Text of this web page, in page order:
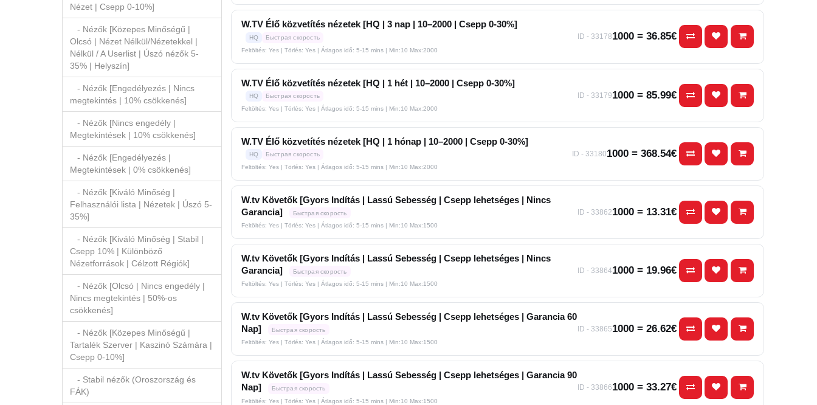
Nézet | Csepp 0-10%]
- Nézők [Közepes Minőségű |
Olcsó | Nézet Nélkül/Nézetekkel |
Nélkül / A Userlist | Úszó nézők 5-
35% | Helyszín]
- Nézők [Engedélyezés | Nincs
megtekintés | 10% csökkenés]
- Nézők [Nincs engedély |
Megtekintések | 10% csökkenés]
- Nézők [Engedélyezés |
Megtekintések | 0% csökkenés]
- Nézők [Kiváló Minőség |
Felhasználói lista | Nézetek | Úszó 5-
35%]
- Nézők [Kiváló Minőség | Stabil |
Csepp 10% | Különböző
Nézetforrások | Célzott Régiók]
- Nézők [Olcsó | Nincs engedély |
Nincs megtekintés | 50%-os
csökkenés]
- Nézők [Közepes Minőségű |
Tartalék Szerver | Kaszinó Számára |
Csepp 0-10%]
- Stabil nézők (Oroszország és
FÁK)
W.TV Élő közvetítés nézetek [HQ | 3 nap | 10–2000 | Csepp 0-30%]
HQ
Быстрая скорость
Feltöltés: Yes | Törlés: Yes | Átlagos idő: 5-15 mins | Min:10 Max:2000
ID - 331781000 = 36.85€
W.TV Élő közvetítés nézetek [HQ | 1 hét | 10–2000 | Csepp 0-30%]
HQ
Быстрая скорость
Feltöltés: Yes | Törlés: Yes | Átlagos idő: 5-15 mins | Min:10 Max:2000
ID - 331791000 = 85.99€
W.TV Élő közvetítés nézetek [HQ | 1 hónap | 10–2000 | Csepp 0-30%]
HQ
Быстрая скорость
Feltöltés: Yes | Törlés: Yes | Átlagos idő: 5-15 mins | Min:10 Max:2000
ID - 331801000 = 368.54€
W.tv Követők [Gyors Indítás | Lassú Sebesség | Csepp lehetséges | Nincs
Garancia]
Быстрая скорость
Feltöltés: Yes | Törlés: Yes | Átlagos idő: 5-15 mins | Min:10 Max:1500
ID - 338621000 = 13.31€
W.tv Követők [Gyors Indítás | Lassú Sebesség | Csepp lehetséges | Nincs
Garancia]
Быстрая скорость
Feltöltés: Yes | Törlés: Yes | Átlagos idő: 5-15 mins | Min:10 Max:1500
ID - 338641000 = 19.96€
W.tv Követők [Gyors Indítás | Lassú Sebesség | Csepp lehetséges | Garancia 60
Nap]
Быстрая скорость
Feltöltés: Yes | Törlés: Yes | Átlagos idő: 5-15 mins
| Min:10 Max:1500
ID - 338651000 = 26.62€
W.tv Követők [Gyors Indítás | Lassú Sebesség | Csepp lehetséges | Garancia 90
Nap]
Быстрая скорость
Feltöltés: Yes | Törlés: Yes | Átlagos idő: 5-15 mins | Min:10 Max:1500
ID - 338661000 = 33.27€